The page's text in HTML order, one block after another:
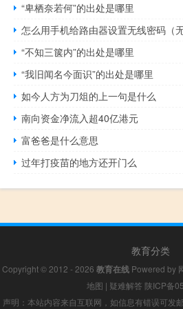
“卑栖奈若何”的出处是哪里
怎么用手机给路由器设置无线密码（
“不知三箧内”的出处是哪里
“我旧闻名今面识”的出处是哪里
如今人方为刀俎的上一句是什么
南向资金净流入超40亿港元
富爸爸是什么意思
过年打疫苗的地方还开门么
教育分类
Copyright © 2012 - 2026 教育在线 Powered by
地图 | 疑难解答 陕ICP备
声明：本站内容来自互联网，如信息有错误可发